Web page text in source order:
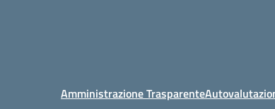
Amministrazione Trasparente